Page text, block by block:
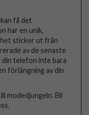
få det
har en unik,
sticker ut från
av de senaste
telefon inte bara
förlängning av din
modedjungeln. Bli